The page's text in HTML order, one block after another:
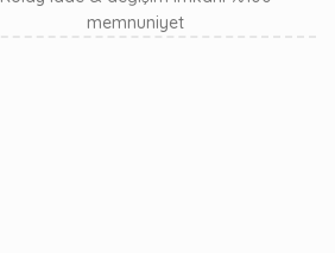
memnuniyet